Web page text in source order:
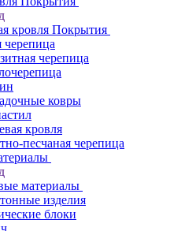
кровля Покрытия
черепица
черепица
ковры
кровля
песчаная черепица
материалы
изделия
блоки